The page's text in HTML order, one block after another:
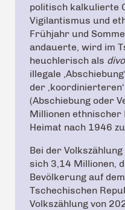
politisch kalkulierte
Vigilantismus und
Frühjahr und
andauerte, wird im
heuchlerisch als
illegale
der ‚koordinierteren‘
(Abschiebung oder
Millionen
Heimat nach 1946
Bei der
sich 3,14 Millionen,
Bevölkerung auf
Tschechischen
Volkszählung von